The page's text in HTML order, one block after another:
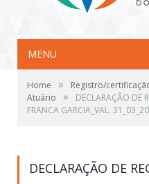
MENU
Home »
Registro/
Atuário
»
DECLARAÇÃO DE
FRANCA GARCIA_VAL.
DECLARAÇÃO DE